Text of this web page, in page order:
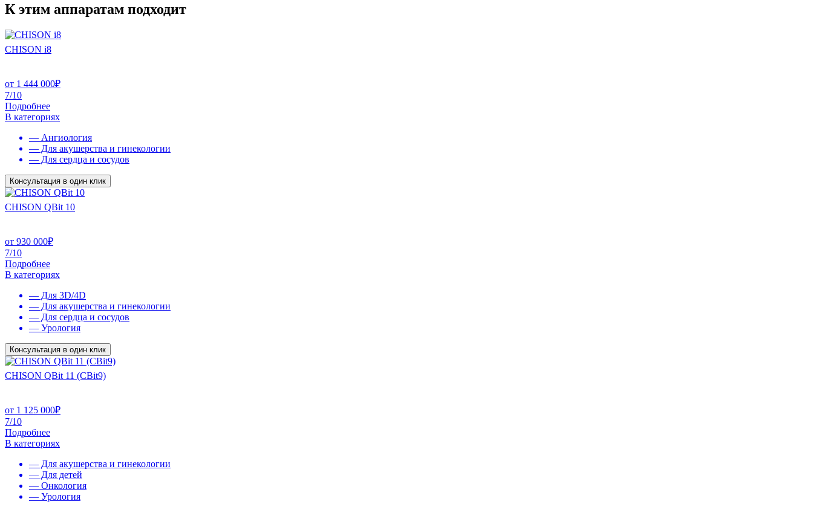
К этим аппаратам подходит
CHISON i8
от 1 444 000₽
7/10
Подробнее
В категориях
— Ангиология
— Для акушерства и гинекологии
— Для сердца и сосудов
Консультация в один клик
CHISON QBit 10
от 930 000₽
7/10
Подробнее
В категориях
— Для 3D/4D
— Для акушерства и гинекологии
— Для сердца и сосудов
— Урология
Консультация в один клик
CHISON QBit 11 (CBit9)
от 1 125 000₽
7/10
Подробнее
В категориях
— Для акушерства и гинекологии
— Для детей
— Онкология
— Урология